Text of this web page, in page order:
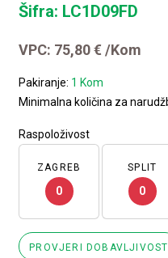
Šifra: LC1D09FD
VPC: 75,80€ /Kom
Pakiranje: 1 Kom
Minimalna količina za
Raspoloživost
ZAGREB
0
SPLIT
0
PROVJERI DOBAVLJIVOST